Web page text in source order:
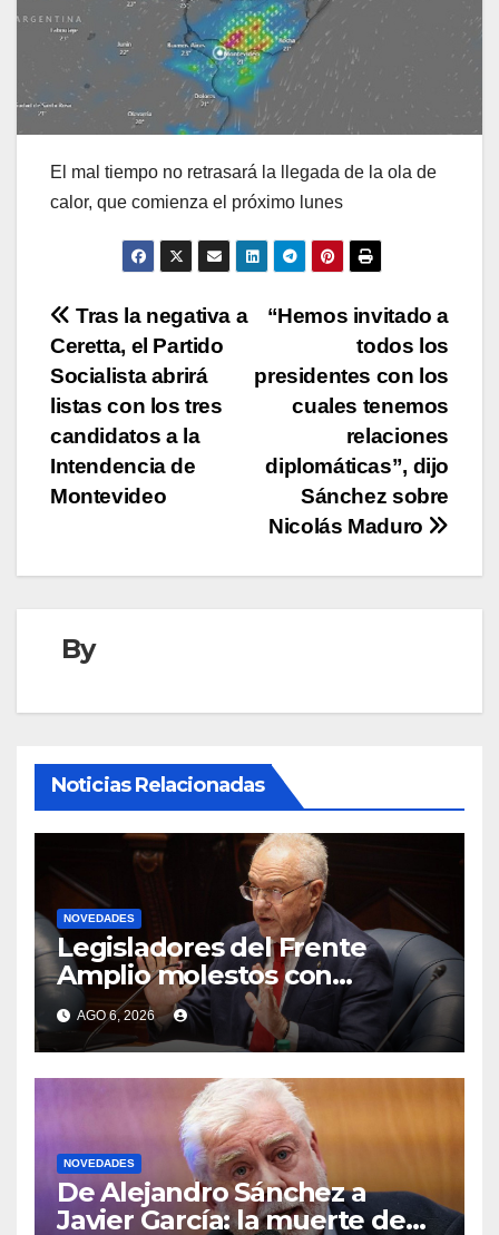
El mal tiempo no retrasará la llegada de la ola de
calor, que comienza el próximo lunes
Navegación
de
entradas
“Hemos invitado a
todos los
presidentes con los
cuales tenemos
relaciones
diplomáticas”, dijo
Sánchez sobre
Nicolás Maduro
Tras la negativa a
Ceretta, el Partido
Socialista abrirá
listas con los tres
candidatos a la
Intendencia de
Montevideo
By
Noticias Relacionadas
NOVEDADES
Legisladores del Frente
Amplio molestos con
Lubetkin por negar que
Estados Unidos hubiera
enviado propuesta sobre
deportaciones
AGO 6, 2026
NOVEDADES
De Alejandro Sánchez a
Javier García: la muerte de